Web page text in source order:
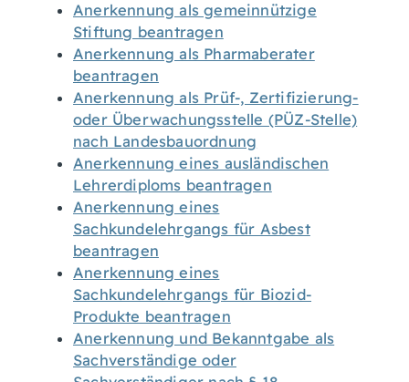
Anerkennung als gemeinnützige
Stiftung beantragen
Anerkennung als Pharmaberater
beantragen
Anerkennung als Prüf-, Zertifizierung-
oder Überwachungsstelle (PÜZ-Stelle)
nach Landesbauordnung
Anerkennung eines ausländischen
Lehrerdiploms beantragen
Anerkennung eines
Sachkundelehrgangs für Asbest
beantragen
Anerkennung eines
Sachkundelehrgangs für Biozid-
Produkte beantragen
Anerkennung und Bekanntgabe als
Sachverständige oder